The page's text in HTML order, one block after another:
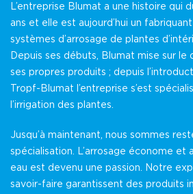
L’entreprise Blumat a une histoire qui
ans et elle est aujourd’hui un
systèmes d’arrosage de plantes
Depuis ses débuts, Blumat mise sur
ses propres produits ; depuis
Tropf-Blumat l’entreprise s’est
l’irrigation des plantes.
Jusqu’à maintenant, nous sommes
spécialisation. L’arrosage économe et
eau est devenu une passion. Notre
savoir-faire garantissent des produits